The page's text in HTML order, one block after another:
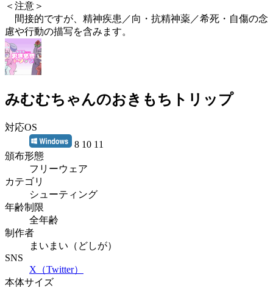
＜注意＞
間接的ですが、精神疾患／向・抗精神薬／希死・自傷の念
慮や行動の描写を含みます。
みむむちゃんのおきもちトリップ
対応OS
8 10 11
頒布形態
フリーウェア
カテゴリ
シューティング
年齢制限
全年齢
制作者
まいまい（どしが）
SNS
X（Twitter）
本体サイズ